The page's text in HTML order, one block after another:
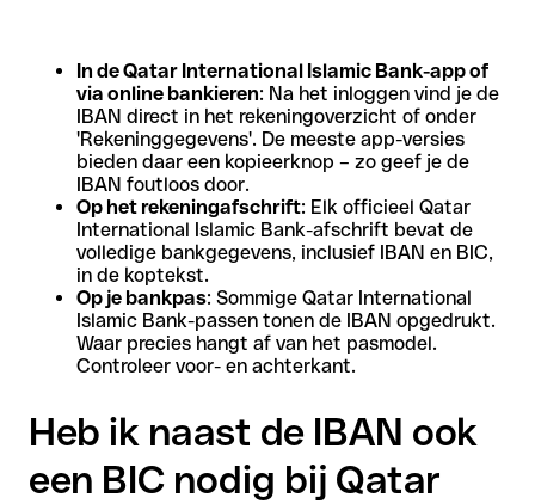
In de Qatar International Islamic Bank-app of
via online bankieren: Na het inloggen vind je de
IBAN direct in het rekeningoverzicht of onder
'Rekeninggegevens'. De meeste app-versies
bieden daar een kopieerknop – zo geef je de
IBAN foutloos door.
Op het rekeningafschrift: Elk officieel Qatar
International Islamic Bank-afschrift bevat de
volledige bankgegevens, inclusief IBAN en BIC,
in de koptekst.
Op je bankpas: Sommige Qatar International
Islamic Bank-passen tonen de IBAN opgedrukt.
Waar precies hangt af van het pasmodel.
Controleer voor- en achterkant.
Heb ik naast de IBAN ook
een BIC nodig bij Qatar